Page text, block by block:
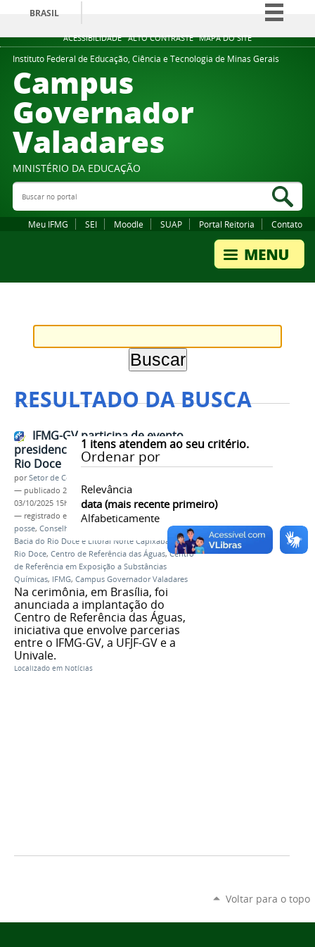
ACESSIBILIDADE ALTO CONTRASTE MAPA DO SITE
BRASIL
Simplifique!
Comunica BR
Instituto Federal de Educação, Ciência e Tecnologia de Minas Gerais
Campus
Governador
Valadares
MINISTÉRIO DA EDUCAÇÃO
Buscar no portal
Meu IFMG SEI Moodle SUAP Portal Reitoria Contato
RESULTADO DA BUSCA
1 itens atendem ao seu critério.
Ordenar por
Relevância
data (mais recente primeiro)
Alfabeticamente
IFMG-GV participa de evento
presidencial do Novo Acordo do
Rio Doce
porSetor de Comunicação
— publicado 29/09/2025—última modificação
03/10/2025 15h53
— registrado em:
Novo Acordo do Rio Doce
posse, Conselho Federal de Participação Social da
Bacia do Rio Doce e Litoral Norte Capixaba
CFPS
Rio Doce, Centro de Referência das Águas,Centro
de Referência em Exposição a Substâncias
Químicas, IFMG, Campus Governador Valadares
Na cerimônia, em Brasília, foi
anunciada a implantação do
Centro de Referência das Águas,
iniciativa que envolve parcerias
entre o IFMG-GV, a UFJF-GV e a
Univale.
Localizado em Notícias
Voltar para o topo